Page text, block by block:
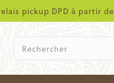
pickup DPD à partir de